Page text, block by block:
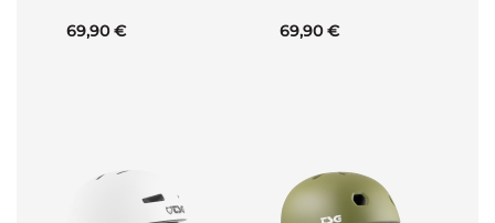
69,90 € 69,90 €